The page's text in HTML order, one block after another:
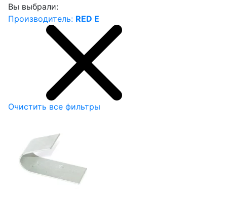
Вы выбрали:
Производитель: RED E
Очистить все фильтры